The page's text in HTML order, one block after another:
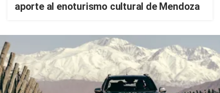
aporte al enoturismo cultural de Mendoza